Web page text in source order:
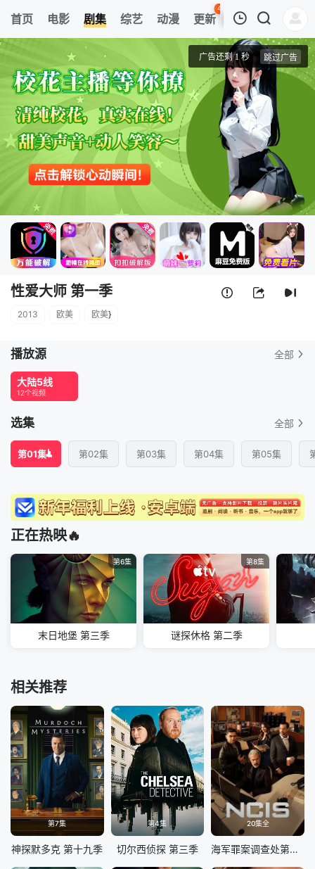
首页 电影 剧集 综艺 动漫 更新
43
热榜 APP
我的观影记录
第01集
性爱大师 第一季
清空
性爱大师 第一季
2013 欧美 欧美}
播放源 全部
大陆5线
12个视频
选集 全部
第01集 第02集 第03集 第04集 第05集
正在热映🔥
第6集
末日地堡 第三季
第8集
谜探休格 第二季
相关推荐
第7集
神探默多克 第十九季
第4集
切尔西侦探 第三季
20集全
海军罪案调查处第二十三季